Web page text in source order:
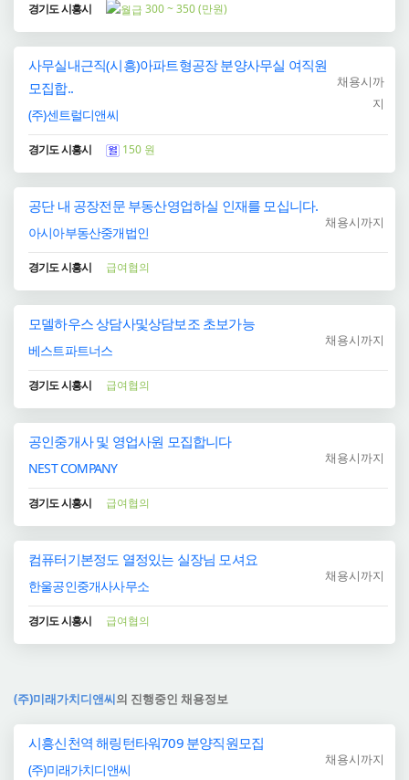
경기도 시흥시 300 ~ 350 (만원)
사무실내근직(시흥)아파트형공장 분양사무실 여직원
모집합..
(주)센트럴디앤씨
채용시까
지
경기도 시흥시 150 원
공단 내 공장전문 부동산영업하실 인재를 모십니다.
아시아부동산중개법인
채용시까지
경기도 시흥시 급여협의
모델하우스 상담사및상담보조 초보가능
베스트파트너스
채용시까지
경기도 시흥시 급여협의
공인중개사 및 영업사원 모집합니다
NEST COMPANY
채용시까지
경기도 시흥시 급여협의
컴퓨터기본정도 열정있는 실장님 모셔요
한울공인중개사사무소
채용시까지
경기도 시흥시 급여협의
(주)미래가치디앤씨의 진행중인 채용정보
시흥신천역 해링턴타워709 분양직원모집
(주)미래가치디앤씨
채용시까지